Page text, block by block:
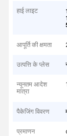
हाई लाइट
आपूर्ति की क्षमता
उत्पत्ति के प्लेस
न्यूनतम आदेश
मात्रा
पैकेजिंग विवरण
प्रमाणन